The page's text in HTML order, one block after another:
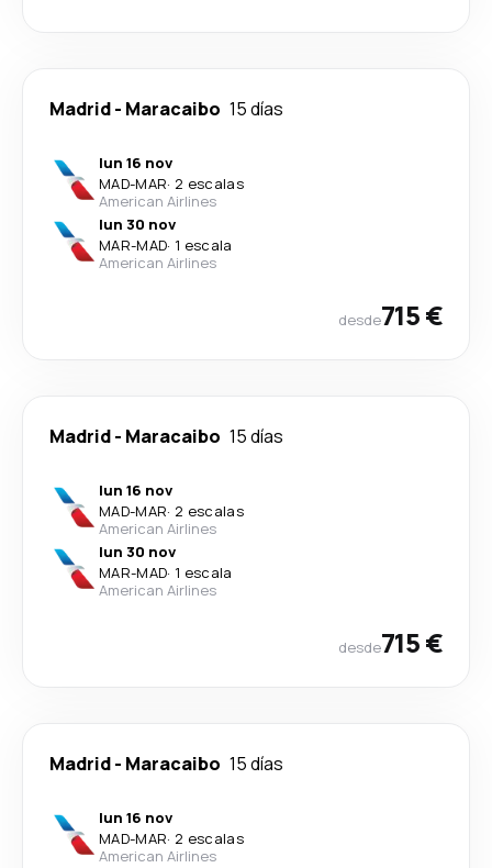
Madrid- Maracaibo 15 días
lun 16 nov
MAD-MAR· 2 escalas
American Airlines
lun 30 nov
MAR-MAD· 1 escala
American Airlines
desde715 €
Madrid- Maracaibo 15 días
lun 16 nov
MAD-MAR· 2 escalas
American Airlines
lun 30 nov
MAR-MAD· 1 escala
American Airlines
desde715 €
Madrid- Maracaibo 15 días
lun 16 nov
MAD-MAR· 2 escalas
American Airlines